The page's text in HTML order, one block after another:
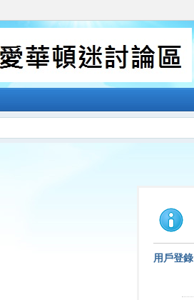
用戶登錄